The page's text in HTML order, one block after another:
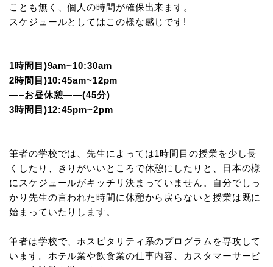
ことも無く、個人の時間が確保出来ます。
スケジュールとしてはこの様な感じです!
1時間目)9am~10:30am
2時間目)10:45am~12pm
—–お昼休憩——(45分)
3時間目)12:45pm~2pm
筆者の学校では、先生によっては1時間目の授業を少し長
くしたり、きりがいいところで休憩にしたりと、日本の様
にスケジュールがキッチリ決まっていません。自分でしっ
かり先生の言われた時間に休憩から戻らないと授業は既に
始まっていたりします。
筆者は学校で、ホスピタリティ系のプログラムを専攻して
います。ホテル業や飲食業の仕事内容、カスタマーサービ